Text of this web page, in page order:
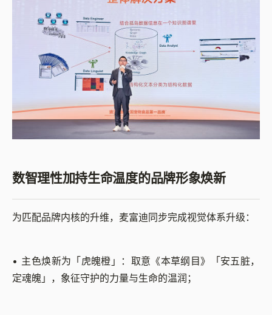
数智理性加持生命温度的品牌形象焕新
为匹配品牌内核的升维，麦富迪同步完成视觉体系升级：
• 主色焕新为「虎魄橙」：取意《本草纲目》「安五脏，
定魂魄」，象征守护的力量与生命的温润；